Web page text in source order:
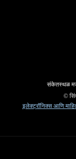
संकेतस्थळ
©
इलेक्ट्रॉनिक्स आणि